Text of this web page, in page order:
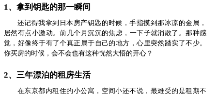
1、拿到钥匙的那一瞬间
还记得我拿到日本房产钥匙的时候，手指摸到那冰凉的金属，
居然有点小激动。前几个月沉沉的焦虑，一下子就消散了。那种感
觉，好像终于有了个真正属于自己的地方，心里突然踏实了不少。
你买房的时候，会不会也有这种恍然大悟的开心？
2、三年漂泊的租房生活
在东京都内租住的小公寓，空间小还不说，最难受的是租期不